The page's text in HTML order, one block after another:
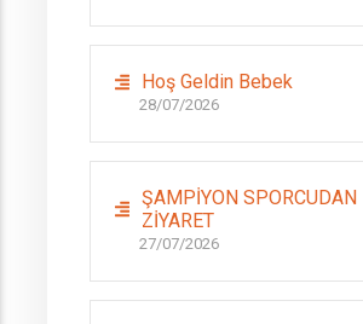
Hoş Geldin Bebek
28/07/2026
ŞAMPİYON SPORCUDAN
ZİYARET
27/07/2026